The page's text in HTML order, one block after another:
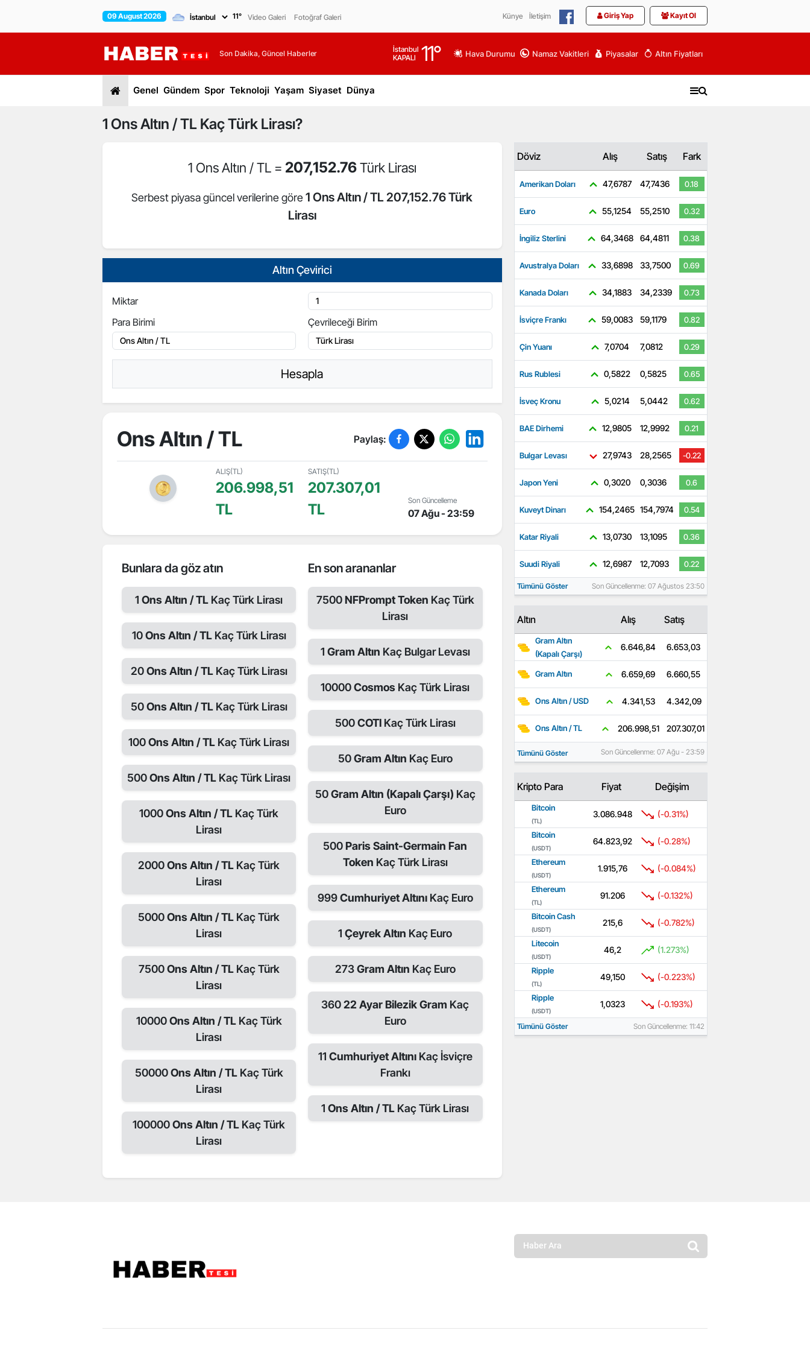
09 August 2026 11° Video Galeri Fotoğraf Galeri Künye İletişim Giriş Yap Kayıt Ol
Son Dakika, Güncel Haberler
İstanbul
KAPALI
11° Hava Durumu Namaz Vakitleri Piyasalar Altın Fiyatları
Genel Gündem Spor Teknoloji Yaşam Siyaset Dünya
1 Ons Altın / TL Kaç Türk Lirası?
1 Ons Altın / TL = 207,152.76Türk Lirası
Serbest piyasa güncel verilerine göre1 Ons Altın / TL 207,152.76 Türk
Lirası
Altın Çevirici
Miktar
Para Birimi
Çevrileceği Birim
Hesapla
Ons Altın / TL Paylaş:
ALIŞ(TL)
206.998,51
TL
SATIŞ(TL)
207.307,01
TL
Son Güncelleme
07 Ağu - 23:59
Bunlara da göz atın
1Ons Altın / TL Kaç Türk Lirası
10Ons Altın / TLKaç Türk Lirası
20Ons Altın / TLKaç Türk Lirası
50Ons Altın / TLKaç Türk Lirası
100Ons Altın / TL Kaç Türk Lirası
500Ons Altın / TL Kaç Türk Lirası
1000Ons Altın / TL Kaç Türk
Lirası
2000Ons Altın / TL Kaç Türk
Lirası
5000Ons Altın / TL Kaç Türk
Lirası
7500Ons Altın / TLKaç Türk
Lirası
10000Ons Altın / TLKaç Türk
Lirası
50000Ons Altın / TLKaç Türk
Lirası
100000Ons Altın / TL Kaç Türk
Lirası
En son arananlar
7500NFPrompt Token Kaç Türk
Lirası
1 Gram Altın Kaç Bulgar Levası
10000Cosmos Kaç Türk Lirası
500COTI Kaç Türk Lirası
50Gram Altın Kaç Euro
50Gram Altın (Kapalı Çarşı) Kaç
Euro
500Paris Saint-Germain Fan
Token Kaç Türk Lirası
999Cumhuriyet AltınıKaç Euro
1Çeyrek Altın Kaç Euro
273Gram Altın Kaç Euro
36022 Ayar Bilezik Gram Kaç
Euro
11 Cumhuriyet AltınıKaç İsviçre
Frankı
1Ons Altın / TL Kaç Türk Lirası
Döviz Alış Satış Fark
Amerikan Doları 47,6787 47,7436 0.18
Euro 55,1254 55,2510 0.32
İngiliz Sterlini 64,3468 64,4811 0.38
Avustralya Doları 33,6898 33,7500 0.69
Kanada Doları 34,1883 34,2339 0.73
İsviçre Frankı 59,0083 59,1179 0.82
Çin Yuanı 7,0704 7,0812 0.29
Rus Rublesi 0,5822 0,5825 0.65
İsveç Kronu 5,0214 5,0442 0.62
BAE Dirhemi 12,9805 12,9992 0.21
Bulgar Levası 27,9743 28,2565 -0.22
Japon Yeni 0,3020 0,3036 0.6
Kuveyt Dinarı 154,2465 154,7974 0.54
Katar Riyali 13,0730 13,1095 0.36
Suudi Riyali 12,6987 12,7093 0.22
Tümünü Göster Son Güncellenme: 07 Ağustos 23:50
Altın Alış Satış
Gram Altın
(Kapalı Çarşı)
6.646,84 6.653,03
Gram Altın 6.659,69 6.660,55
Ons Altın / USD 4.341,53 4.342,09
Ons Altın / TL 206.998,51 207.307,01
Tümünü Göster Son Güncellenme: 07 Ağu - 23:59
Kripto Para Fiyat Değişim
Bitcoin
(TL)
3.086.948 (-0.31%)
Bitcoin
(USDT)
64.823,92 (-0.28%)
Ethereum
(USDT)
1.915,76 (-0.084%)
Ethereum
(TL)
91.206 (-0.132%)
Bitcoin Cash
(USDT)
215,6 (-0.782%)
Litecoin
(USDT)
46,2 (1.273%)
Ripple
(TL)
49,150 (-0.223%)
Ripple
(USDT)
1,0323 (-0.193%)
Tümünü Göster Son Güncellenme: 11:42